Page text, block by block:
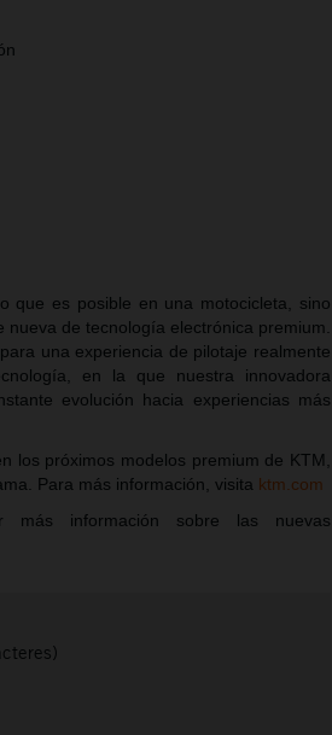
que es posible en una motocicleta, sino
de tecnología electrónica premium.
una experiencia de pilotaje realmente
en la que nuestra innovadora
evolución hacia experiencias más
los próximos modelos premium de KTM,
Para más información, visita ktm.com
más información sobre las nuevas